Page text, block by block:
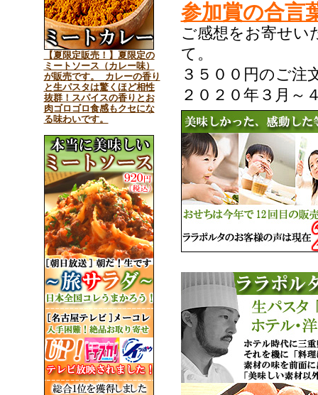
【夏限定販売！】夏限定の
ミートソース（カレー味）
が販売です。 カレーの香り
と生パスタは驚くほど相性
抜群！スパイスの香りとお
肉ゴロゴロ食感もクセにな
る味わいです。
参加賞の合言
ご感想をお寄せ
て。
３５００円のご注
２０２０年３月～